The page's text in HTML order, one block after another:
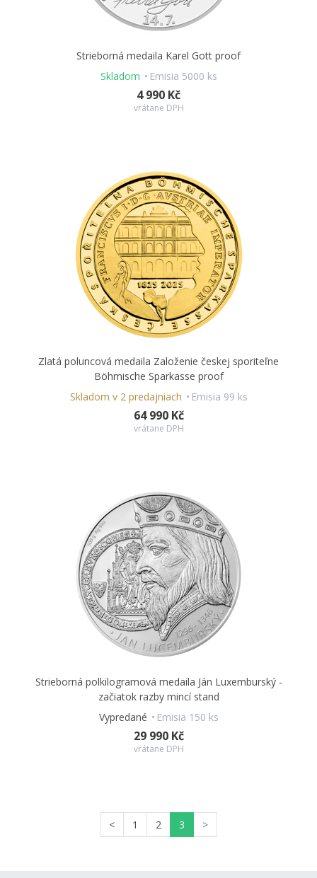
Strieborná medaila Karel Gott proof
Skladom
Emisia 5000 ks
4 990 Kč
vrátane DPH
Zlatá poluncová medaila Založenie českej sporiteľne
Böhmische Sparkasse proof
Skladom v 2 predajniach
Emisia 99 ks
64 990 Kč
vrátane DPH
Strieborná polkilogramová medaila Ján Luxemburský -
začiatok razby mincí stand
Vypredané
Emisia 150 ks
29 990 Kč
vrátane DPH
< 1 2 3 >